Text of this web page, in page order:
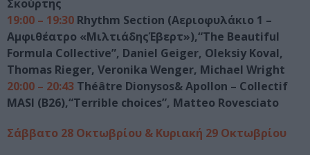
Σκούρτης
19:00 – 19:30 Rhythm Section (Αεριοφυλάκιο 1 –
Αμφιθέατρο «ΜιλτιάδηςΈβερτ»),“The Beautiful
Formula Collective”, Daniel Geiger, Oleksiy Koval,
Thomas Rieger, Veronika Wenger, Michael Wright
20:00 – 20:43 Théâtre Dionysos& Apollon – Collectif
MASI (B26),“Terrible choices”, Matteo Rovesciato
Σάββατο 28 Οκτωβρίου & Κυριακή 29 Οκτωβρίου